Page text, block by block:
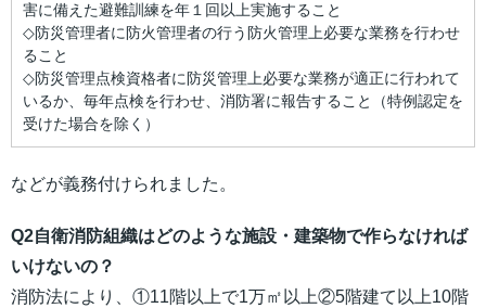
害に備えた避難訓練を年１回以上実施すること
◇防災管理者に防火管理者の行う防火管理上必要な業務を行わせ
ること
◇防災管理点検資格者に防災管理上必要な業務が適正に行われて
いるか、毎年点検を行わせ、消防署に報告すること（特例認定を
受けた場合を除く）
などが義務付けられました。
Q2自衛消防組織はどのような施設・建築物で作らなければ
いけないの？
消防法により、①11階以上で1万㎡以上②5階建て以上10階